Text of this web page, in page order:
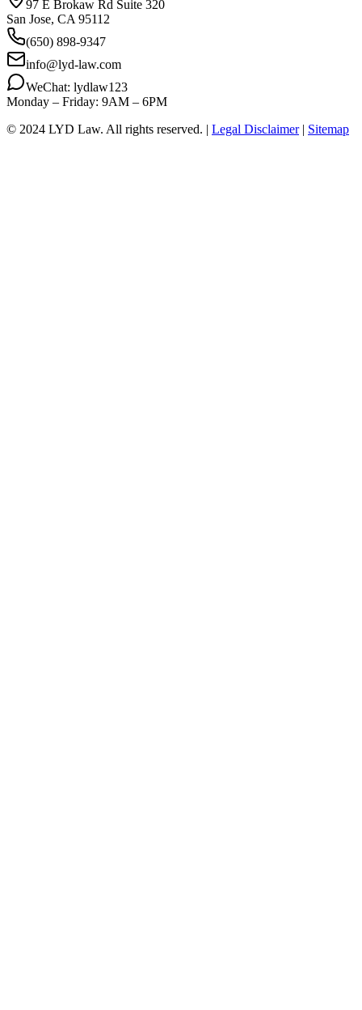
97 E Brokaw Rd Suite 320
San Jose, CA 95112
(650) 898-9347
info@lyd-law.com
WeChat: lydlaw123
Monday – Friday: 9AM – 6PM
© 2024 LYD Law. All rights reserved. | Legal Disclaimer | Sitemap